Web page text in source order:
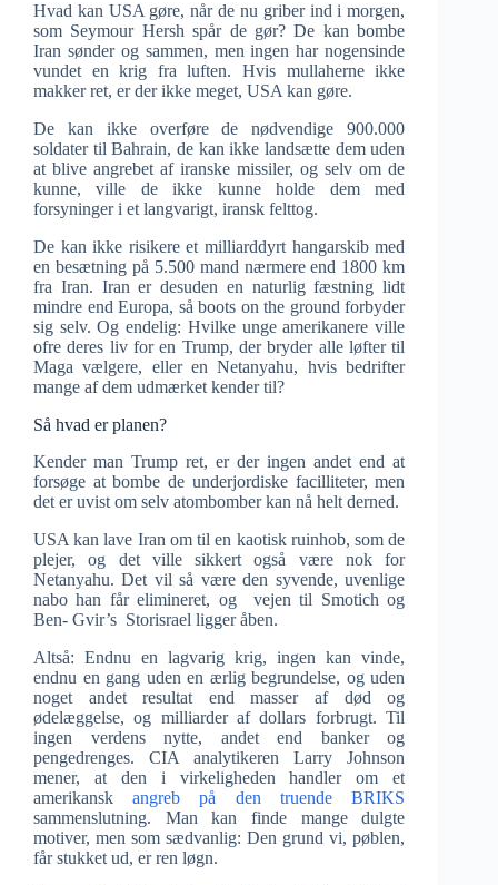
Hvad kan USA gøre, når de nu griber ind i morgen,
som Seymour Hersh spår de gør? De kan bombe
Iran sønder og sammen, men ingen har nogensinde
vundet en krig fra luften. Hvis mullaherne ikke
makker ret, er der ikke meget, USA kan gøre.
De kan ikke overføre de nødvendige 900.000
soldater til Bahrain, de kan ikke landsætte dem uden
at blive angrebet af iranske missiler, og selv om de
kunne, ville de ikke kunne holde dem med
forsyninger i et langvarigt, iransk felttog.
De kan ikke risikere et milliarddyrt hangarskib med
en besætning på 5.500 mand nærmere end 1800 km
fra Iran. Iran er desuden en naturlig fæstning lidt
mindre end Europa, så boots on the ground forbyder
sig selv. Og endelig: Hvilke unge amerikanere ville
ofre deres liv for en Trump, der bryder alle løfter til
Maga vælgere, eller en Netanyahu, hvis bedrifter
mange af dem udmærket kender til?
Så hvad er planen?
Kender man Trump ret, er der ingen andet end at
forsøge at bombe de underjordiske facilliteter, men
det er uvist om selv atombomber kan nå helt derned.
USA kan lave Iran om til en kaotisk ruinhob, som de
plejer, og det ville sikkert også være nok for
Netanyahu. Det vil så være den syvende, uvenlige
nabo han får elimineret, og vejen til Smotich og
Ben- Gvir’s Storisrael ligger åben.
Altså: Endnu en lagvarig krig, ingen kan vinde,
endnu en gang uden en ærlig begrundelse, og uden
noget andet resultat end masser af død og
ødelæggelse, og milliarder af dollars forbrugt. Til
ingen verdens nytte, andet end banker og
pengedrenges. CIA analytikeren Larry Johnson
mener, at den i virkeligheden handler om et
amerikanskangreb på den truende BRIKS
sammenslutning. Man kan finde mange dulgte
motiver, men som sædvanlig: Den grund vi, pøblen,
får stukket ud, er ren løgn.